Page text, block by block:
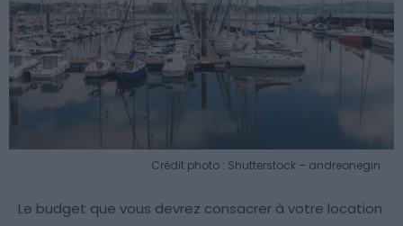
Crédit photo : Shutterstock – andreonegin
Le budget que vous devrez consacrer à votre location